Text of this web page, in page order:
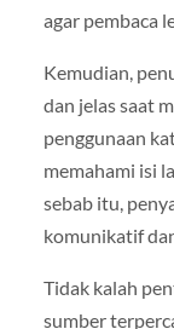
agar pembaca
Kemudian,
dan jelas saat
penggunaan
memahami isi
sebab itu,
komunikatif
Tidak kalah
sumber